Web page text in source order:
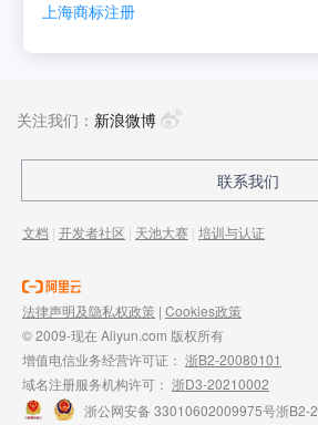
上海商标注册